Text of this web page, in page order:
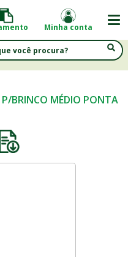
Minha conta
BRINCO MÉDIO PONTA